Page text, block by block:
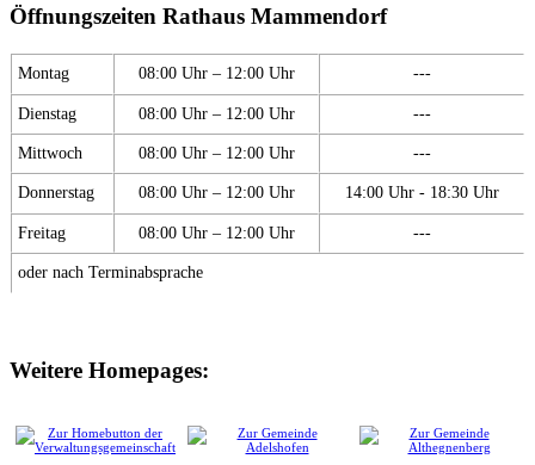
Öffnungszeiten Rathaus Mammendorf
Montag 08:00 Uhr – 12:00 Uhr ---
Dienstag 08:00 Uhr – 12:00 Uhr ---
Mittwoch 08:00 Uhr – 12:00 Uhr ---
Donnerstag 08:00 Uhr – 12:00 Uhr 14:00 Uhr - 18:30 Uhr
Freitag 08:00 Uhr – 12:00 Uhr ---
oder nach Terminabsprache
Weitere Homepages: